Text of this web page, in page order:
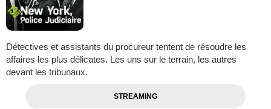
Détectives et assistants du procureur tentent de résoudre les
affaires les plus délicates. Les uns sur le terrain, les autres
devant les tribunaux.
STREAMING